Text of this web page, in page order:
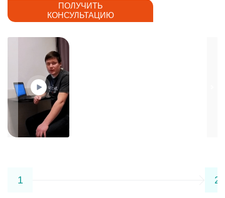
ПОЛУЧИТЬ
КОНСУЛЬТАЦИЮ
1 2